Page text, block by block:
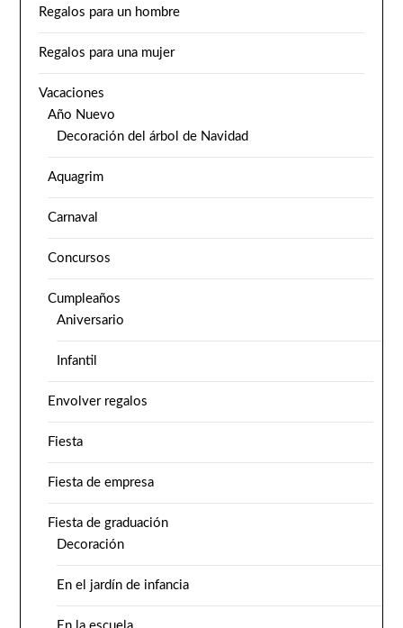
Regalos para un hombre
Regalos para una mujer
Vacaciones
Año Nuevo
Decoración del árbol de Navidad
Aquagrim
Carnaval
Concursos
Cumpleaños
Aniversario
Infantil
Envolver regalos
Fiesta
Fiesta de empresa
Fiesta de graduación
Decoración
En el jardín de infancia